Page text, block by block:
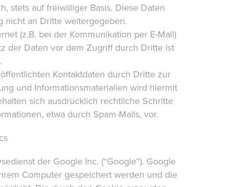
stets auf freiwilliger Basis. Diese Daten
nicht an Dritte weitergegeben.
(z.B. bei der Kommunikation per E-Mail)
der Daten vor dem Zugriff durch Dritte ist
Kontaktdaten durch Dritte zur
und Informationsmaterialien wird hiermit
sich ausdrücklich rechtliche Schritte
etwa durch Spam-Mails, vor.
der Google Inc. (“Google“). Google
Computer gespeichert werden und die